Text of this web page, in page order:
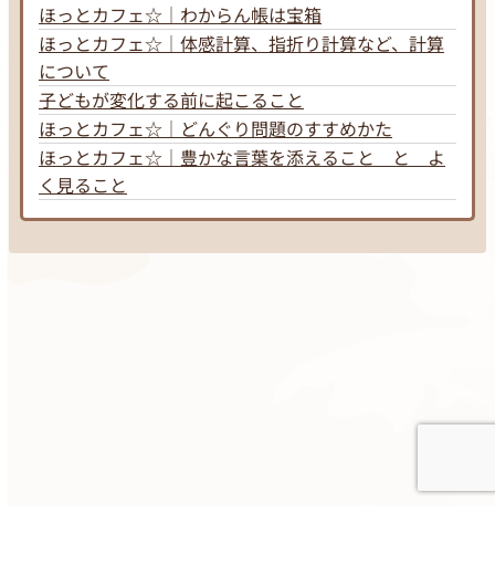
ほっとカフェ☆｜わからん帳は宝箱
ほっとカフェ☆｜体感計算、指折り計算など、計算
について
子どもが変化する前に起こること
ほっとカフェ☆｜どんぐり問題のすすめかた
ほっとカフェ☆｜豊かな言葉を添えること と よ
く見ること